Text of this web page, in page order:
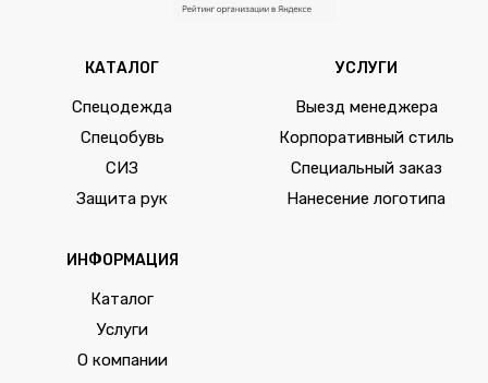
КАТАЛОГ
Спецодежда
Спецобувь
СИЗ
Защита рук
УСЛУГИ
Выезд менеджера
Корпоративный стиль
Специальный заказ
Нанесение логотипа
ИНФОРМАЦИЯ
Каталог
Услуги
О компании